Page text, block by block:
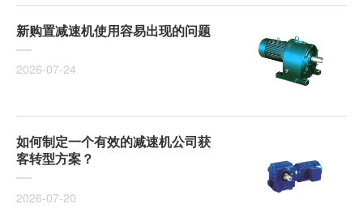
新购置减速机使用容易出现的问题
2026-07-24
如何制定一个有效的减速机公司获
客转型方案？
2026-07-20